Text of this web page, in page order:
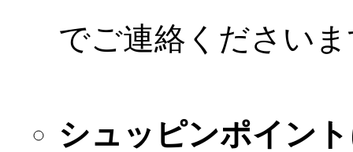
でご連絡ください
シュッピンポイン